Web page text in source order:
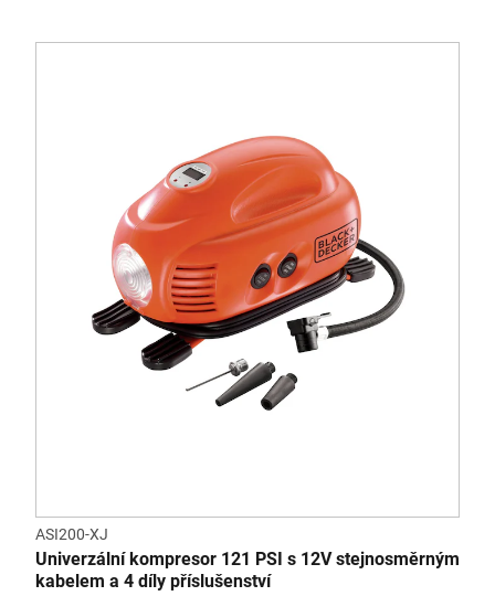
ASI200-XJ
Univerzální kompresor 121 PSI s 12V stejnosměrným
kabelem a 4 díly příslušenství